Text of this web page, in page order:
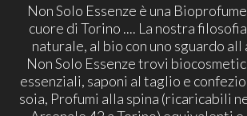
Non Solo Essenze è una
cuore di Torino .... La nostra
naturale, al bio con uno sguardo
Non Solo Essenze trovi
essenziali, saponi al taglio e
soia, Profumi alla spina (ricaricabili